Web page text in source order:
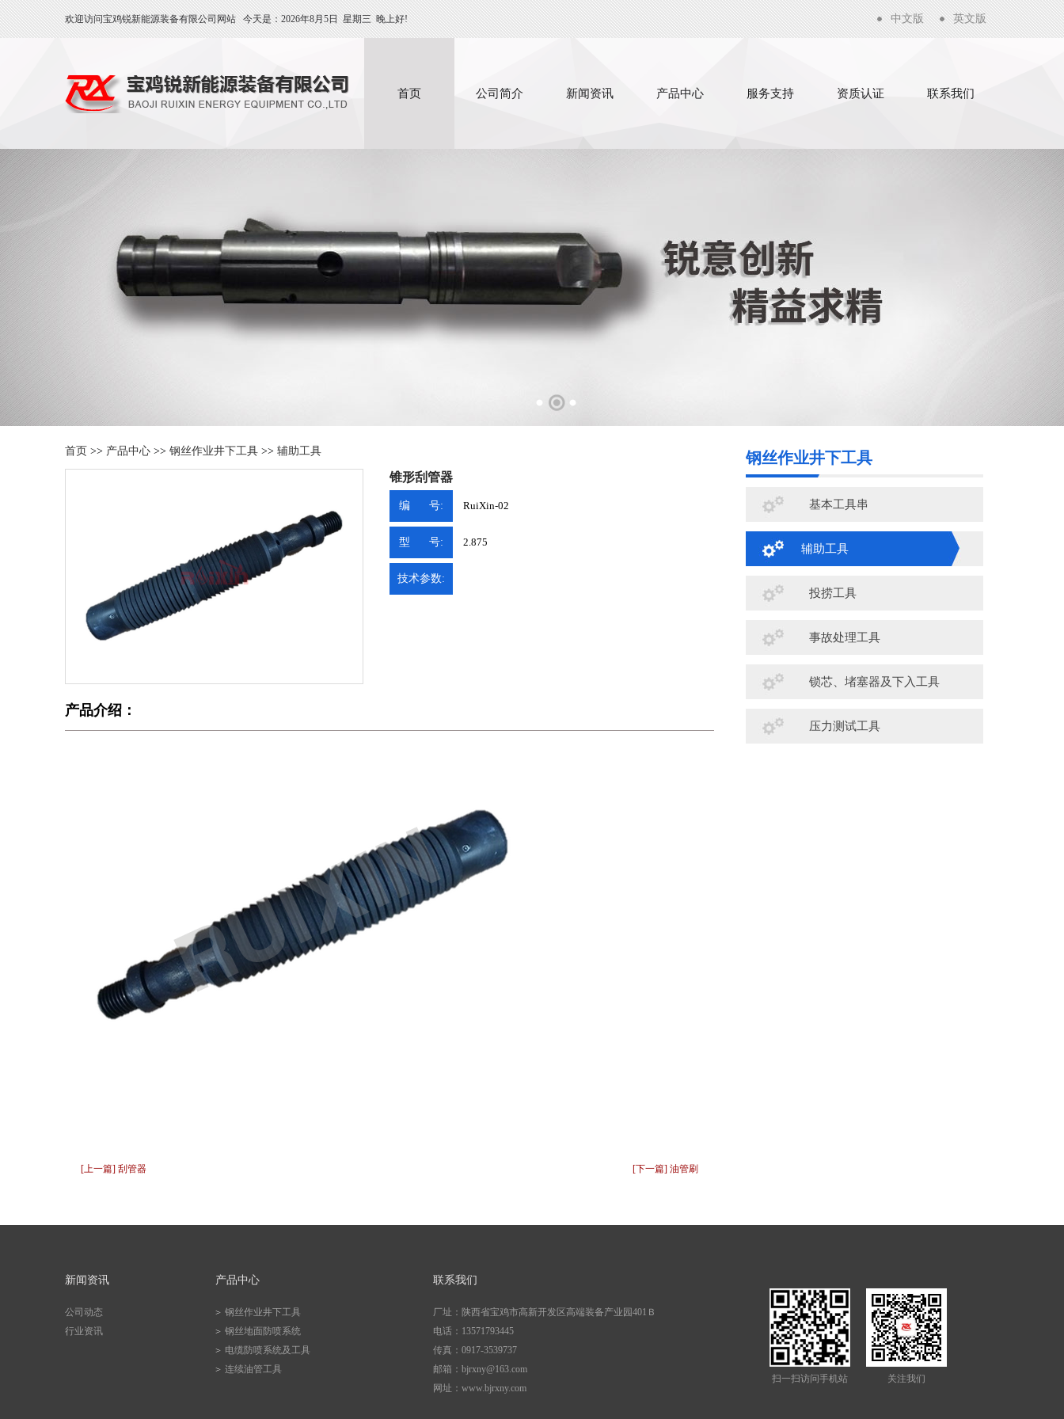
欢迎访问宝鸡锐新能源装备有限公司网站 今天是：2026年8月5日 星期三 晚上好! 中文版 英文版
首页 公司简介 新闻资讯 产品中心 服务支持 资质认证 联系我们
首页 >> 产品中心 >> 钢丝作业井下工具 >> 辅助工具
锥形刮管器
编 号: RuiXin-02
型 号: 2.875
技术参数:
产品介绍：
[上一篇] 刮管器 [下一篇] 油管刷
钢丝作业井下工具
基本工具串
辅助工具
投捞工具
事故处理工具
锁芯、堵塞器及下入工具
压力测试工具
新闻资讯
公司动态
行业资讯
产品中心
钢丝作业井下工具
钢丝地面防喷系统
电缆防喷系统及工具
连续油管工具
联系我们
厂址：陕西省宝鸡市高新开发区高端装备产业园401Ｂ
电话：13571793445
传真：0917-3539737
邮箱：bjrxny@163.com
网址：www.bjrxny.com
扫一扫访问手机站 关注我们